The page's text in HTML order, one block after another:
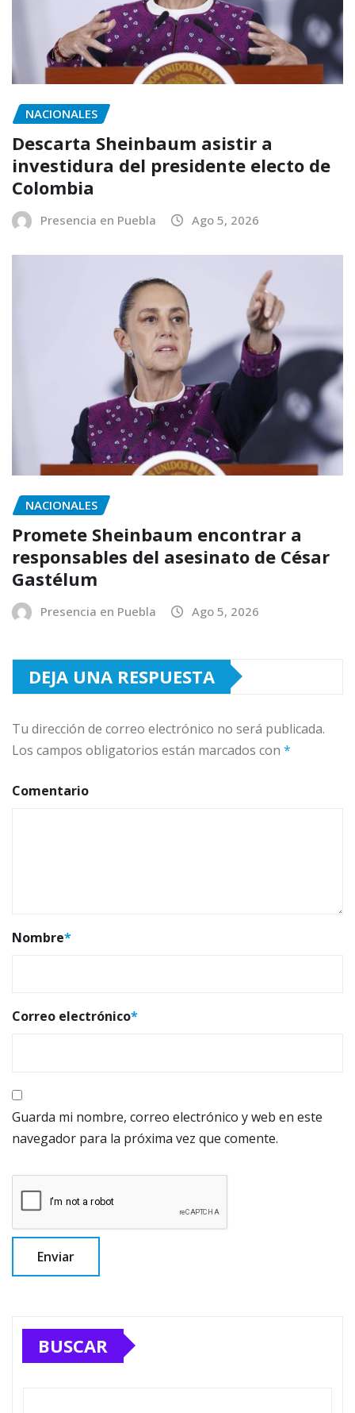
NACIONALES
Descarta Sheinbaum asistir a
investidura del presidente electo de
Colombia
Presencia en Puebla Ago 5, 2026
NACIONALES
Promete Sheinbaum encontrar a
responsables del asesinato de César
Gastélum
Presencia en Puebla Ago 5, 2026
DEJA UNA RESPUESTA
Tu dirección de correo electrónico no será publicada.
Los campos obligatorios están marcados con *
Comentario
Nombre*
Correo electrónico*
Guarda mi nombre, correo electrónico y web en este
navegador para la próxima vez que comente.
BUSCAR